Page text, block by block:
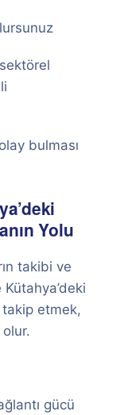
bulması
Yolu
takibi ve
takip etmek,
gücü